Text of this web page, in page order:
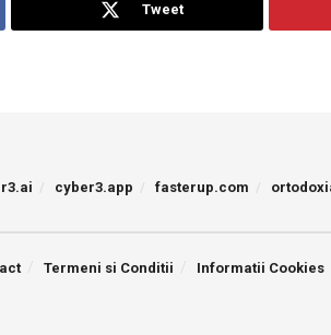
Tweet
cyber3.app fasterup.com
Termeni si Conditii Informatii Cookies